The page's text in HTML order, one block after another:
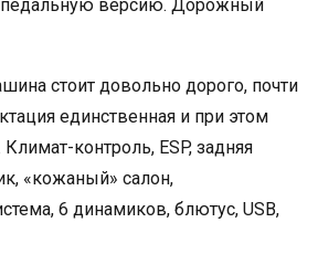
версию. Дорожный
стоит довольно дорого, почти
единственная и при этом
контроль, ESP, задняя
«кожаный» салон,
6 динамиков, блютус, USB,